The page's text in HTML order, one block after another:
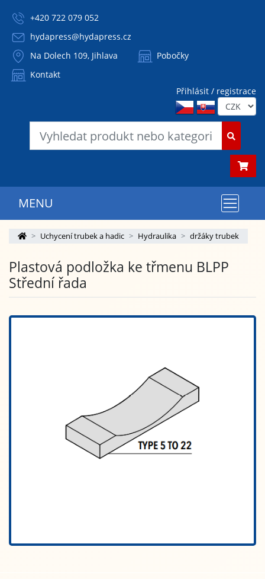
+420 722 079 052
hydapress@hydapress.cz
Na Dolech 109, Jihlava
Pobočky
Kontakt
Přihlásit / registrace
MENU
Uchycení trubek a hadic Hydraulika držáky trubek
Plastová podložka ke třmenu BLPP
Střední řada